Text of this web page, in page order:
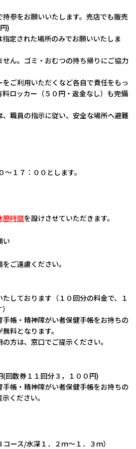
参をお願いいたします。売店でも販売
)
定された場所のみでお願いいたしま
ん。ゴミ・おむつの持ち帰りにご協力
ご利用いただくなど各自で責任をもっ
ロッカー（５０円・返金なし）も完備
職員の指示に従い、安全な場所へ避難
～１７：００とします。
憩時間を設けさせていただきます。
い
ご遠慮ください。
しております（１０回分の料金で、１
帳・精神障がい者保健手帳をお持ちの
料となります。
方は、窓口でご提示ください。
回数券１１回分３，１００円)
帳・精神障がい者保健手帳をお持ちの
ください。
ース/水深１．２ｍ～１．３ｍ）